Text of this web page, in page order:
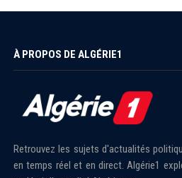
À PROPOS DE ALGÉRIE1
Retrouvez les sujets d'actualités
en temps réel et en direct. Algérie1